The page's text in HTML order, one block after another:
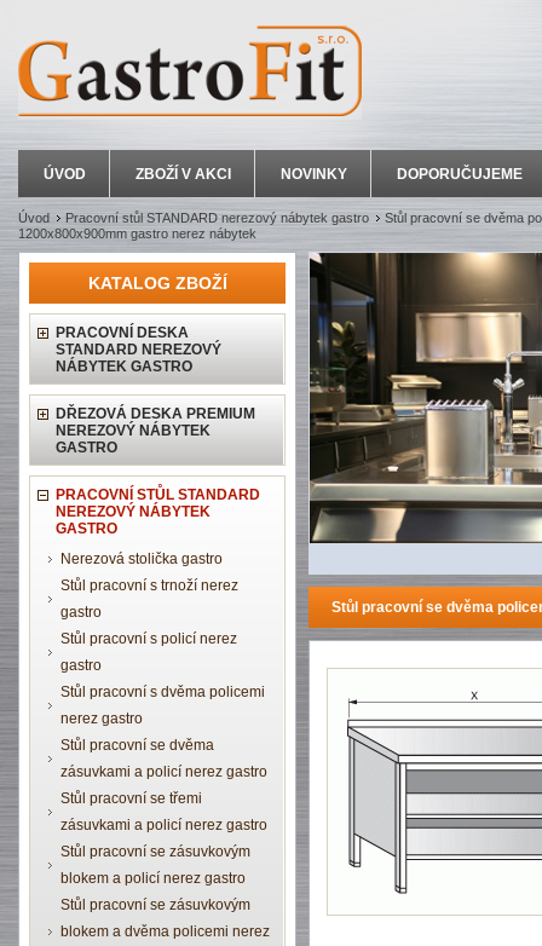
ÚVOD ZBOŽÍ V AKCI NOVINKY DOPORUČUJEME
Úvod Pracovní stůl STANDARD nerezový nábytek gastro
Stůl pracovní se dvěma
1200x800x900mm gastro nerez nábytek
KATALOG ZBOŽÍ
PRACOVNÍ DESKA
STANDARD NEREZOVÝ
NÁBYTEK GASTRO
DŘEZOVÁ DESKA PREMIUM
NEREZOVÝ NÁBYTEK
GASTRO
PRACOVNÍ STŮL STANDARD
NEREZOVÝ NÁBYTEK
GASTRO
Nerezová stolička gastro
Stůl pracovní s trnoží nerez
gastro
Stůl pracovní s policí nerez
gastro
Stůl pracovní s dvěma policemi
nerez gastro
Stůl pracovní se dvěma
zásuvkami a policí nerez gastro
Stůl pracovní se třemi
zásuvkami a policí nerez gastro
Stůl pracovní se zásuvkovým
blokem a policí nerez gastro
Stůl pracovní se zásuvkovým
blokem a dvěma policemi nerez
Stůl pracovní se dvěma